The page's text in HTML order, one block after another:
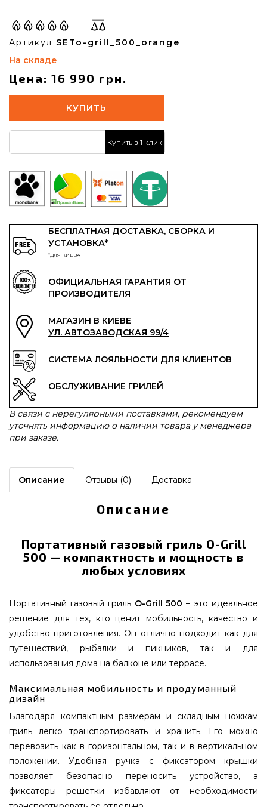
Артикул SETo-grill_500_orange
На складе
Цена: 16 990 грн.
КУПИТЬ
Купить в 1 клик
БЕСПЛАТНАЯ ДОСТАВКА, СБОРКА И
УСТАНОВКА*
*ДЛЯ КИЕВА
ОФИЦИАЛЬНАЯ ГАРАНТИЯ ОТ
ПРОИЗВОДИТЕЛЯ
МАГАЗИН В КИЕВЕ
УЛ. АВТОЗАВОДСКАЯ 99/4
СИСТЕМА ЛОЯЛЬНОСТИ ДЛЯ КЛИЕНТОВ
ОБСЛУЖИВАНИЕ ГРИЛЕЙ
В связи с нерегулярными поставками, рекомендуем
уточнять информацию о наличии товара у менеджера
при заказе.
Описание Отзывы (0) Доставка
Описание
Портативный газовый гриль O-Grill
500 — компактность и мощность в
любых условиях
Портативный газовый гриль O-Grill 500 – это идеальное
решение для тех, кто ценит мобильность, качество и
удобство приготовления. Он отлично подходит как для
путешествий, рыбалки и пикников, так и для
использования дома на балконе или террасе.
Максимальная мобильность и продуманный
дизайн
Благодаря компактным размерам и складным ножкам
гриль легко транспортировать и хранить. Его можно
перевозить как в горизонтальном, так и в вертикальном
положении. Удобная ручка с фиксатором крышки
позволяет безопасно переносить устройство, а
фиксаторы решетки избавляют от необходимости